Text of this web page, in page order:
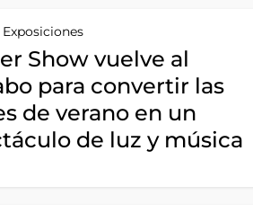
Show vuelve al
para convertir las
de verano en un
de luz y música